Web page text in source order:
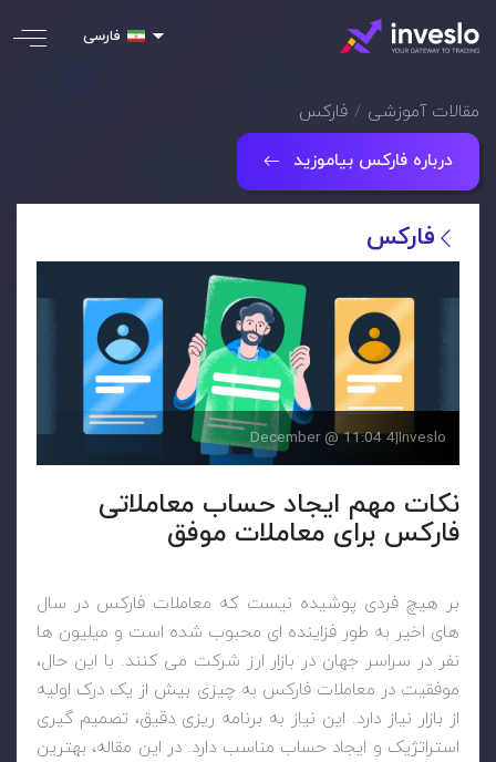
فارسی
مقالات آموزشی فارکس
درباره فارکس بیاموزید
فارکس
Inveslo
|
4 December @ 11:04
نکات مهم ایجاد حساب معاملاتی
فارکس برای معاملات موفق
بر هیچ فردی پوشیده نیست که معاملات فارکس در سال
های اخیر به طور فزاینده ای محبوب شده است و میلیون ها
نفر در سراسر جهان در بازار ارز شرکت می کنند. با این حال،
موفقیت در معاملات فارکس به چیزی بیش از یک درک اولیه
از بازار نیاز دارد. این نیاز به برنامه ریزی دقیق، تصمیم گیری
استراتژیک و ایجاد حساب مناسب دارد. در این مقاله، بهترین